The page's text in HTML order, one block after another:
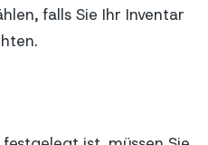
falls Sie Ihr Inventar